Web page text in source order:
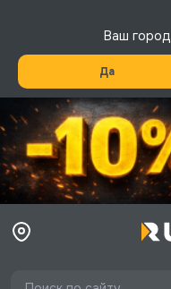
Ваш город
Да